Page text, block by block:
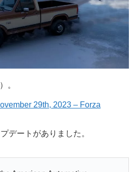
。
29th, 2023 – Forza
デートがありました。